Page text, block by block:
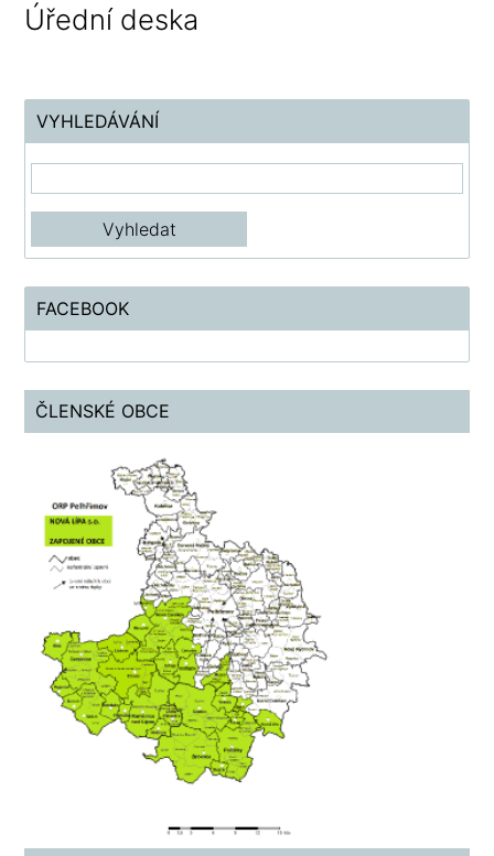
Úřední deska
VYHLEDÁVÁNÍ
FACEBOOK
ČLENSKÉ OBCE